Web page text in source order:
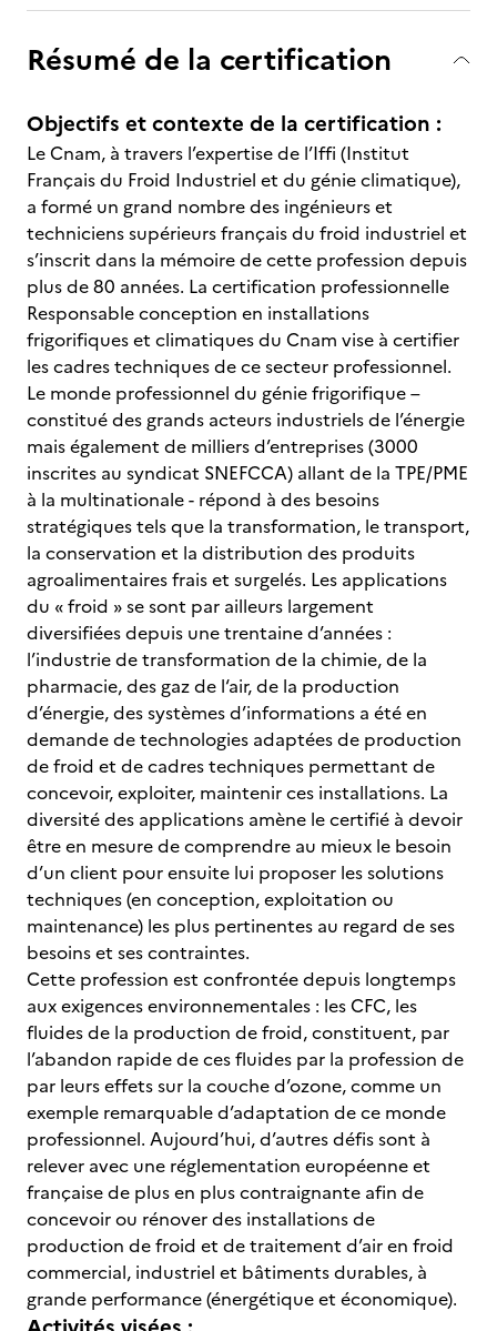
Résumé de la certification
Objectifs et contexte de la certification :
Le Cnam, à travers l’expertise de l’Iffi (Institut
Français du Froid Industriel et du génie climatique),
a formé un grand nombre des ingénieurs et
techniciens supérieurs français du froid industriel et
s’inscrit dans la mémoire de cette profession depuis
plus de 80 années. La certification professionnelle
Responsable conception en installations
frigorifiques et climatiques du Cnam vise à certifier
les cadres techniques de ce secteur professionnel.
Le monde professionnel du génie frigorifique –
constitué des grands acteurs industriels de l’énergie
mais également de milliers d’entreprises (3000
inscrites au syndicat SNEFCCA) allant de la TPE/PME
à la multinationale - répond à des besoins
stratégiques tels que la transformation, le transport,
la conservation et la distribution des produits
agroalimentaires frais et surgelés. Les applications
du « froid » se sont par ailleurs largement
diversifiées depuis une trentaine d’années :
l’industrie de transformation de la chimie, de la
pharmacie, des gaz de l‘air, de la production
d’énergie, des systèmes d’informations a été en
demande de technologies adaptées de production
de froid et de cadres techniques permettant de
concevoir, exploiter, maintenir ces installations. La
diversité des applications amène le certifié à devoir
être en mesure de comprendre au mieux le besoin
d’un client pour ensuite lui proposer les solutions
techniques (en conception, exploitation ou
maintenance) les plus pertinentes au regard de ses
besoins et ses contraintes.
Cette profession est confrontée depuis longtemps
aux exigences environnementales : les CFC, les
fluides de la production de froid, constituent, par
l’abandon rapide de ces fluides par la profession de
par leurs effets sur la couche d’ozone, comme un
exemple remarquable d’adaptation de ce monde
professionnel. Aujourd’hui, d’autres défis sont à
relever avec une réglementation européenne et
française de plus en plus contraignante afin de
concevoir ou rénover des installations de
production de froid et de traitement d’air en froid
commercial, industriel et bâtiments durables, à
grande performance (énergétique et économique).